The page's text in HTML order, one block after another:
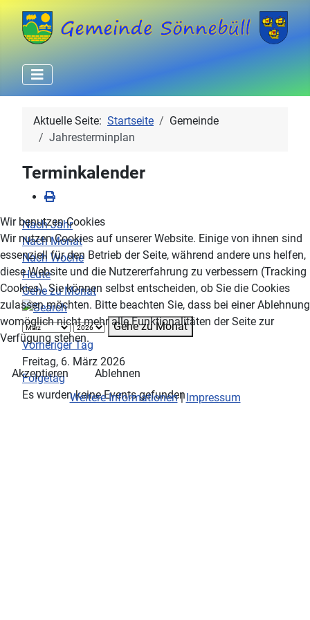
Aktuelle Seite: Startseite
Gemeinde
Jahresterminplan
Terminkalender
Nach Jahr
Nach Monat
Nach Woche
Heute
Gehe zu Monat
Gehe zu Monat
Vorheriger Tag
Freitag, 6. März 2026
Folgetag
Es wurden keine Events gefunden
Wir benutzen Cookies
Wir nutzen Cookies auf unserer Website. Einige von ihnen sind
essenziell für den Betrieb der Seite, während andere uns helfen,
diese Website und die Nutzererfahrung zu verbessern (Tracking
Cookies). Sie können selbst entscheiden, ob Sie die Cookies
zulassen möchten. Bitte beachten Sie, dass bei einer Ablehnung
womöglich nicht mehr alle Funktionalitäten der Seite zur
Verfügung stehen.
Akzeptieren
Ablehnen
Weitere Informationen|Impressum